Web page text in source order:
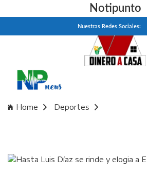
Notipunto
Nuestras Redes Sociales:
Home
Deportes